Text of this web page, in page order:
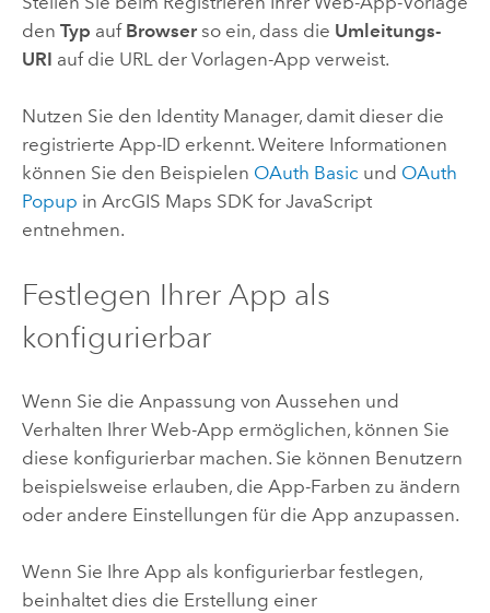
den Typ auf Browserso ein, dass die Umleitungs-
URI auf die URL der Vorlagen-App verweist.
Nutzen Sie den Identity Manager, damit dieser die
registrierte App-ID erkennt. Weitere Informationen
können Sie den Beispielen OAuth Basic und OAuth
Popup in ArcGIS Maps SDK for JavaScript
entnehmen.
Festlegen Ihrer App als
konfigurierbar
Wenn Sie die Anpassung von Aussehen und
Verhalten Ihrer Web-App ermöglichen, können Sie
diese konfigurierbar machen. Sie können Benutzern
beispielsweise erlauben, die App-Farben zu ändern
oder andere Einstellungen für die App anzupassen.
Wenn Sie Ihre App als konfigurierbar festlegen,
beinhaltet dies die Erstellung einer